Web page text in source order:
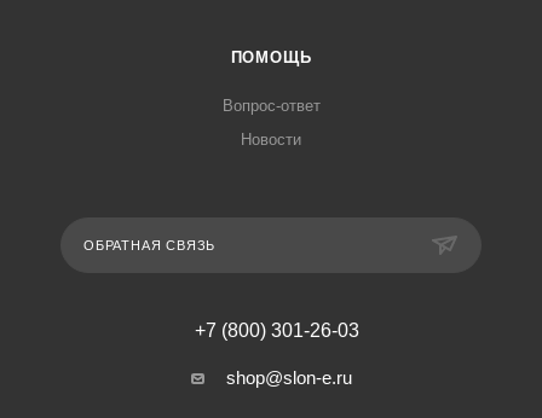
ПОМОЩЬ
Вопрос-ответ
Новости
ОБРАТНАЯ СВЯЗЬ
+7 (800) 301-26-03
shop@slon-e.ru